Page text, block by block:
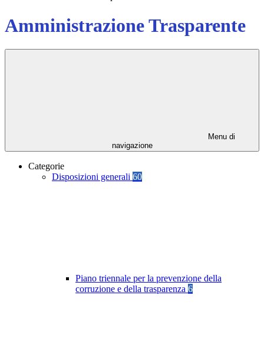
Amministrazione Trasparente
Menu di
navigazione
Categorie
Disposizioni generali 60
Piano triennale per la prevenzione della
corruzione e della trasparenza 6